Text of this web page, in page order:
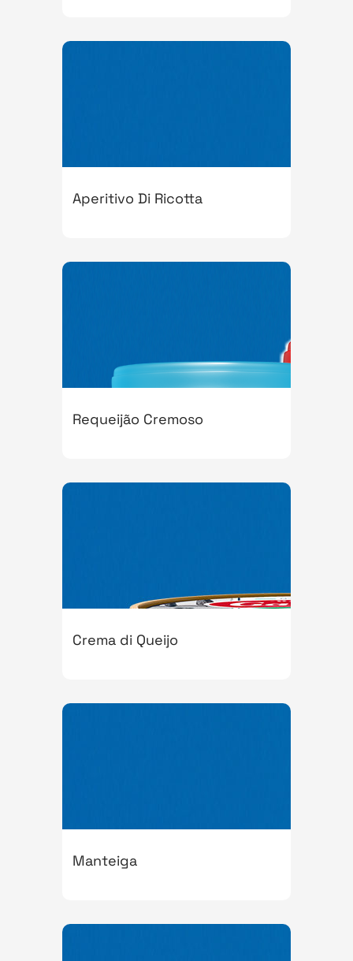
Aperitivo Di Ricotta
Requeijão Cremoso
Crema di Queijo
Manteiga